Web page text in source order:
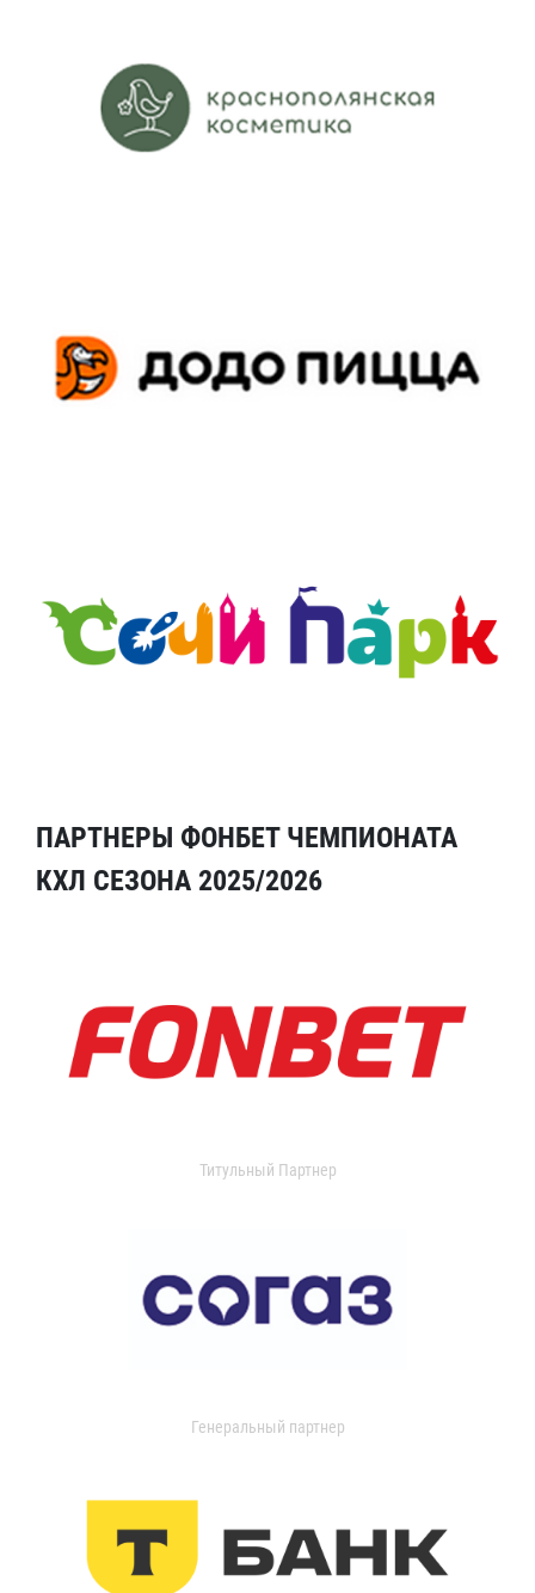
ПАРТНЕРЫ ФОНБЕТ ЧЕМПИОНАТА
КХЛ СЕЗОНА 2025/2026
Титульный Партнер
Генеральный партнер